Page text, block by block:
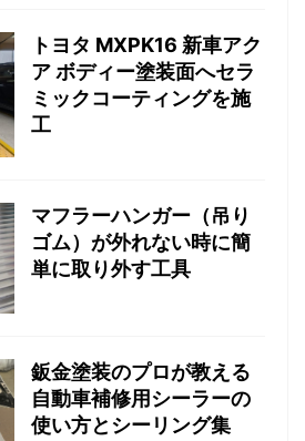
トヨタ MXPK16 新車アク
ア ボディー塗装面へセラ
ミックコーティングを施
工
マフラーハンガー（吊り
ゴム）が外れない時に簡
単に取り外す工具
鈑金塗装のプロが教える
自動車補修用シーラーの
使い方とシーリング集